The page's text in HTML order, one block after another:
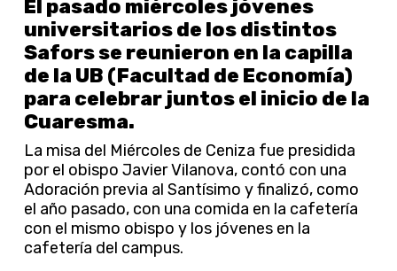
El pasado miércoles jóvenes
universitarios de los distintos
Safors se reunieron en la capilla
de la UB (Facultad de Economía)
para celebrar juntos el inicio de la
Cuaresma.
La misa del Miércoles de Ceniza fue presidida
por el obispo Javier Vilanova, contó con una
Adoración previa al Santísimo y finalizó, como
el año pasado, con una comida en la cafetería
con el mismo obispo y los jóvenes en la
cafetería del campus.